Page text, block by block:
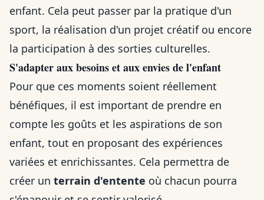
enfant. Cela peut passer par la pratique d'un
sport, la réalisation d'un projet créatif ou encore
la participation à des sorties culturelles.
S'adapter aux besoins et aux envies de l'enfant
Pour que ces moments soient réellement
bénéfiques, il est important de prendre en
compte les goûts et les aspirations de son
enfant, tout en proposant des expériences
variées et enrichissantes. Cela permettra de
créer un terrain d'entente où chacun pourra